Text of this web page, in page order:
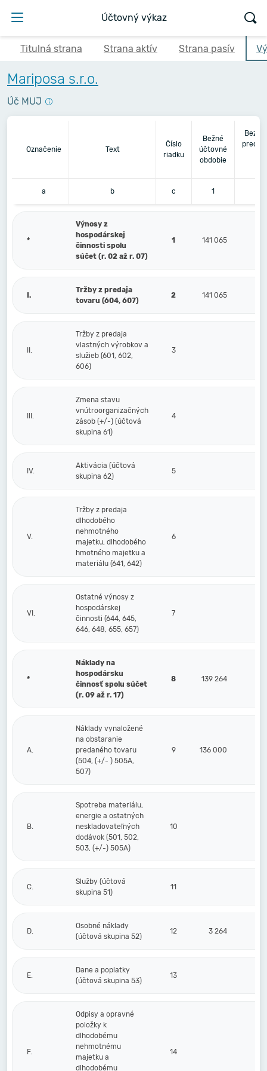
Účtovný výkaz
Titulná strana Strana aktív Strana pasív
Mariposa s.r.o.
Úč MUJ
Označenie Text
Číslo
riadku
Bežné
účtovné
obdobie
a b c 1
*
Výnosy z
hospodárskej
činnosti spolu
súčet (r. 02 až r. 07)
1 141 065
I.
Tržby z predaja
tovaru (604, 607)
2 141 065
II.
Tržby z predaja
vlastných výrobkov a
služieb (601, 602,
606)
3
III.
Zmena stavu
vnútroorganizačných
zásob (+/-) (účtová
skupina 61)
4
IV.
Aktivácia (účtová
skupina 62)
5
V.
Tržby z predaja
dlhodobého
nehmotného
majetku, dlhodobého
hmotného majetku a
materiálu (641, 642)
6
VI.
Ostatné výnosy z
hospodárskej
činnosti (644, 645,
646, 648, 655, 657)
7
*
Náklady na
hospodársku
činnosť spolu súčet
(r. 09 až r. 17)
8 139 264
A.
Náklady vynaložené
na obstaranie
predaného tovaru
(504, (+/- ) 505A,
507)
9 136 000
B.
Spotreba materiálu,
energie a ostatných
neskladovateľných
dodávok (501, 502,
503, (+/-) 505A)
10
C.
Služby (účtová
skupina 51)
11
D.
Osobné náklady
(účtová skupina 52)
12 3 264
E.
Dane a poplatky
(účtová skupina 53)
13
F.
Odpisy a opravné
položky k
dlhodobému
nehmotnému
majetku a
dlhodobému
14